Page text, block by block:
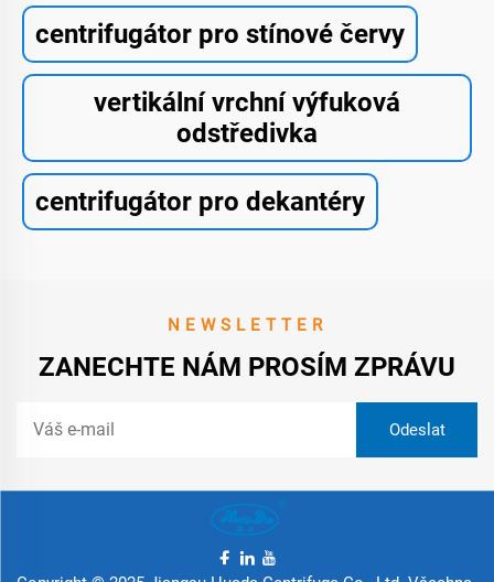
centrifugátor pro stínové červy
vertikální vrchní výfuková
odstředivka
centrifugátor pro dekantéry
NEWSLETTER
ZANECHTE NÁM PROSÍM ZPRÁVU